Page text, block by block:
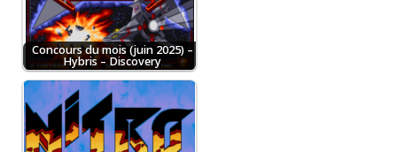
Concours du mois (juin 2025) –
Hybris – Discovery